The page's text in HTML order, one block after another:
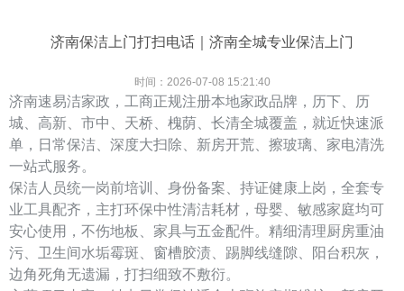
济南保洁上门打扫电话｜济南全城专业保洁上门
时间：2026-07-08 15:21:40
济南速易洁家政，工商正规注册本地家政品牌，历下、历
城、高新、市中、天桥、槐荫、长清全城覆盖，就近快速派
单，日常保洁、深度大扫除、新房开荒、擦玻璃、家电清洗
一站式服务。
保洁人员统一岗前培训、身份备案、持证健康上岗，全套专
业工具配齐，主打环保中性清洁耗材，母婴、敏感家庭均可
安心使用，不伤地板、家具与五金配件。精细清理厨房重油
污、卫生间水垢霉斑、窗槽胶渍、踢脚线缝隙、阳台积灰，
边角死角无遗漏，打扫细致不敷衍。